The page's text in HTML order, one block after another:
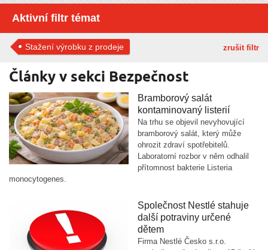
Aktivní filtr témat
zrušit filtr
Stažení výrobku z prodeje
Články v sekci Bezpečnost
Bramborový salát
kontaminovaný listerií
Na trhu se objevil nevyhovující
bramborový salát, který může
ohrozit zdraví spotřebitelů.
Laboratorní rozbor v něm odhalil
přítomnost bakterie Listeria
monocytogenes.
Společnost Nestlé stahuje
další potraviny určené
dětem
Firma Nestlé Česko s.r.o.